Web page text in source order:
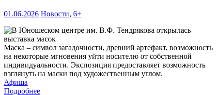
01.06.2026 Новости, 6+
Маска – символ загадочности, древний артефакт, возможность
на некоторые мгновения уйти носителю от собственной
индивидуальности. Экспозиция предоставляет возможность
взглянуть на маски под художественным углом.
Афиша
Подробнее